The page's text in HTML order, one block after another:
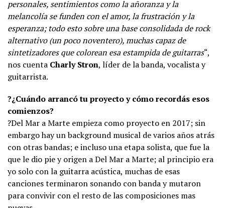
personales, sentimientos como la añoranza y la
melancolía se funden con el amor, la frustración y la
esperanza; todo esto sobre una base consolidada de rock
alternativo (un poco noventero), muchas capaz de
sintetizadores que colorean esa estampida de guitarras“,
nos cuenta Charly Stron, líder de la banda, vocalista y
guitarrista.
?¿Cuándo arrancó tu proyecto y cómo recordás esos
comienzos?
?Del Mar a Marte empieza como proyecto en 2017; sin
embargo hay un background musical de varios años atrás
con otras bandas; e incluso una etapa solista, que fue la
que le dio pie y origen a Del Mar a Marte; al principio era
yo solo con la guitarra acústica, muchas de esas
canciones terminaron sonando con banda y mutaron
para convivir con el resto de las composiciones mas